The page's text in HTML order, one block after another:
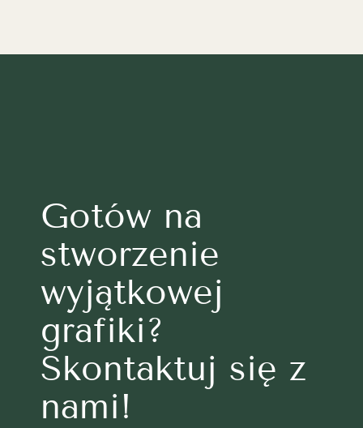
Gotów na
stworzenie
wyjątkowej
grafiki?
Skontaktuj się z
nami!